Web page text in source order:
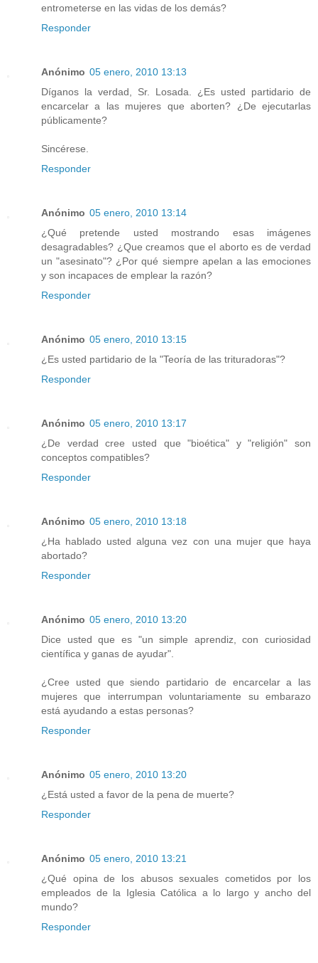
entrometerse en las vidas de los demás?
Responder
Anónimo 05 enero, 2010 13:13
Díganos la verdad, Sr. Losada. ¿Es usted partidario de
encarcelar a las mujeres que aborten? ¿De ejecutarlas
públicamente?
Sincérese.
Responder
Anónimo 05 enero, 2010 13:14
¿Qué pretende usted mostrando esas imágenes
desagradables? ¿Que creamos que el aborto es de verdad
un "asesinato"? ¿Por qué siempre apelan a las emociones
y son incapaces de emplear la razón?
Responder
Anónimo 05 enero, 2010 13:15
¿Es usted partidario de la "Teoría de las trituradoras"?
Responder
Anónimo 05 enero, 2010 13:17
¿De verdad cree usted que "bioética" y "religión" son
conceptos compatibles?
Responder
Anónimo 05 enero, 2010 13:18
¿Ha hablado usted alguna vez con una mujer que haya
abortado?
Responder
Anónimo 05 enero, 2010 13:20
Dice usted que es "un simple aprendiz, con curiosidad
científica y ganas de ayudar".
¿Cree usted que siendo partidario de encarcelar a las
mujeres que interrumpan voluntariamente su embarazo
está ayudando a estas personas?
Responder
Anónimo 05 enero, 2010 13:20
¿Está usted a favor de la pena de muerte?
Responder
Anónimo 05 enero, 2010 13:21
¿Qué opina de los abusos sexuales cometidos por los
empleados de la Iglesia Católica a lo largo y ancho del
mundo?
Responder